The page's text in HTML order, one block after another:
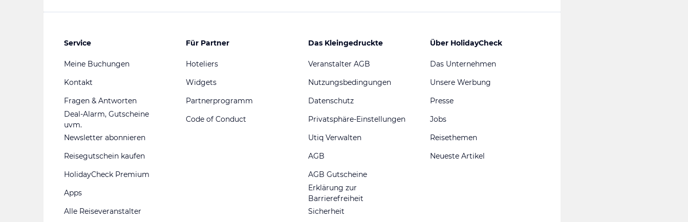
Service
Meine Buchungen
Kontakt
Fragen & Antworten
Deal-Alarm, Gutscheine
uvm.
Newsletter abonnieren
Reisegutschein kaufen
HolidayCheck Premium
Apps
Alle Reiseveranstalter
Für Partner
Hoteliers
Widgets
Partnerprogramm
Code of Conduct
Das Kleingedruckte
Veranstalter AGB
Nutzungsbedingungen
Datenschutz
Privatsphäre-Einstellungen
Utiq Verwalten
AGB
AGB Gutscheine
Erklärung zur
Barrierefreiheit
Sicherheit
Über HolidayCheck
Das Unternehmen
Unsere Werbung
Presse
Jobs
Reisethemen
Neueste Artikel